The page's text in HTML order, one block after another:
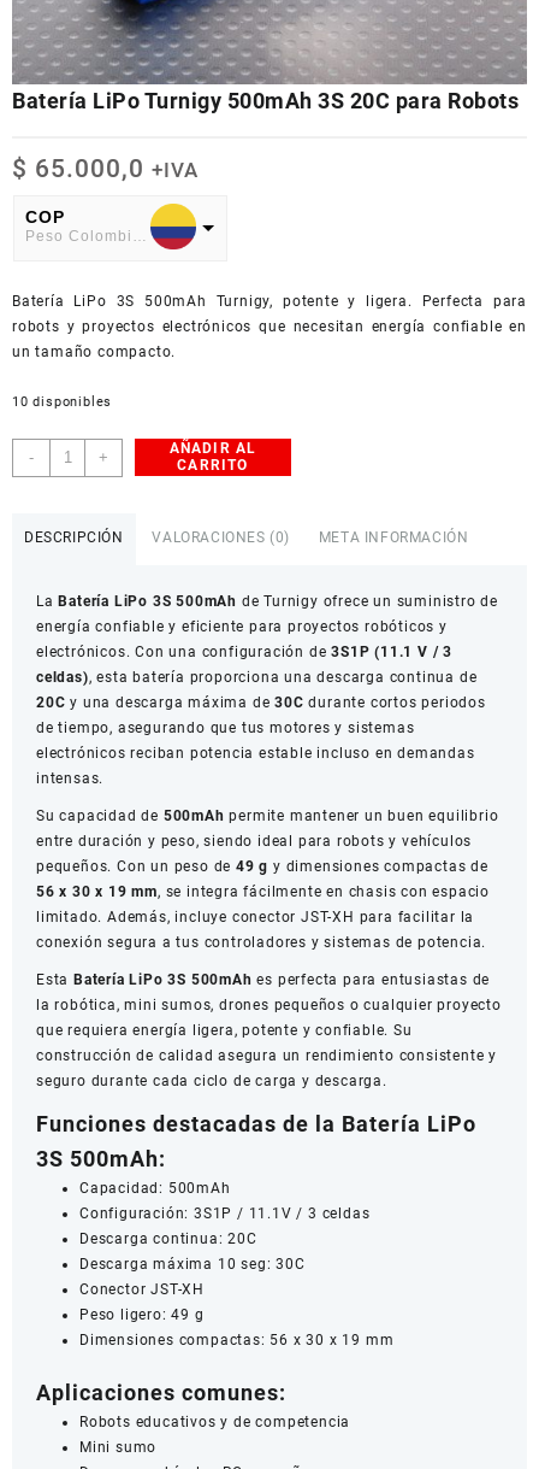
Batería LiPo Turnigy 500mAh 3S 20C para Robots
$ 65.000,0 +IVA
COP
American Dollar
Batería LiPo 3S 500mAh Turnigy, potente y ligera. Perfecta para
robots y proyectos electrónicos que necesitan energía confiable en
un tamaño compacto.
10 disponibles
-
Batería
LiPo
500mAh
para
Robots
cantidad
+
AÑADIR AL
CARRITO
DESCRIPCIÓN VALORACIONES (0) META INFORMACIÓN
LaBatería LiPo 3S 500mAh de Turnigy ofrece un suministro de
energía confiable y eficiente para proyectos robóticos y
electrónicos. Con una configuración de3S1P (11.1 V / 3
celdas), esta batería proporciona una descarga continua de
20C y una descarga máxima de30C durante cortos periodos
de tiempo, asegurando que tus motores y sistemas
electrónicos reciban potencia estable incluso en demandas
intensas.
Su capacidad de 500mAh permite mantener un buen equilibrio
entre duración y peso, siendo ideal para robots y vehículos
pequeños. Con un peso de49 g y dimensiones compactas de
56 x 30 x 19 mm, se integra fácilmente en chasis con espacio
limitado. Además, incluye conector JST-XH para facilitar la
conexión segura a tus controladores y sistemas de potencia.
Esta Batería LiPo 3S 500mAh es perfecta para entusiastas de
la robótica, mini sumos, drones pequeños o cualquier proyecto
que requiera energía ligera, potente y confiable. Su
construcción de calidad asegura un rendimiento consistente y
seguro durante cada ciclo de carga y descarga.
Funciones destacadas de la Batería LiPo
3S 500mAh:
Capacidad: 500mAh
Configuración: 3S1P / 11.1V / 3 celdas
Descarga continua: 20C
Descarga máxima 10 seg: 30C
Conector JST-XH
Peso ligero: 49 g
Dimensiones compactas: 56 x 30 x 19 mm
Aplicaciones comunes:
Robots educativos y de competencia
Mini sumo